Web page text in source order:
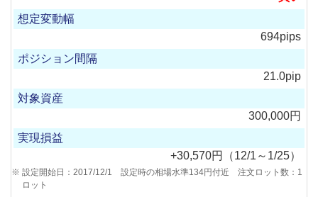
694pips
21.0pip
300,000円
+30,570円（12/1～1/25）
設定開始日：2017/12/1 設定時の相場水準134円付近 注文ロット数：1
ロット